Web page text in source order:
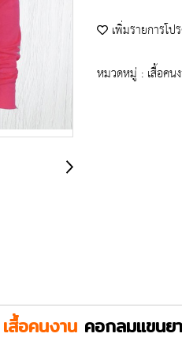
เพิ่มรายการโป
หมวดหมู่ : เสื้อคน
เสื้อคนงาน คอกลมแขนย